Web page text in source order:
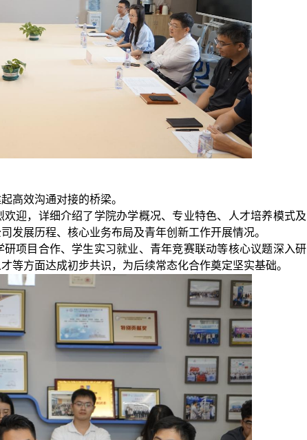
高效沟通对接的桥梁。
迎，详细介绍了学院办学概况、专业特色、人才培养模式及
发展历程、核心业务布局及青年创新工作开展情况。
项目合作、学生实习就业、青年竞赛联动等核心议题深入研
等方面达成初步共识，为后续常态化合作奠定坚实基础。